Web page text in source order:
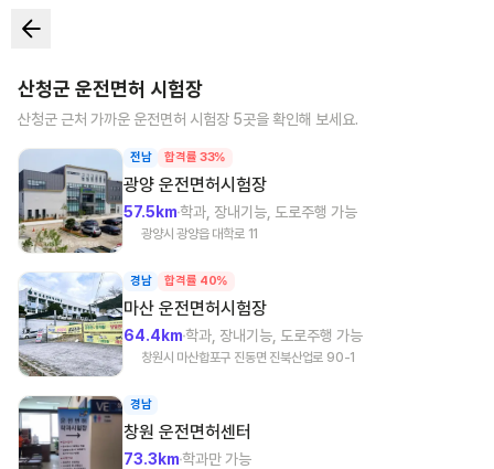
산청군 운전면허 시험장
산청군 근처 가까운 운전면허 시험장 5곳을 확인해 보세요.
전남 합격률 33%
광양 운전면허시험장
57.5km학과, 장내기능, 도로주행 가능
광양시 광양읍 대학로 11
경남 합격률 40%
마산 운전면허시험장
64.4km학과, 장내기능, 도로주행 가능
창원시 마산합포구 진동면 진북산업로 90-1
경남
창원 운전면허센터
73.3km학과만 가능